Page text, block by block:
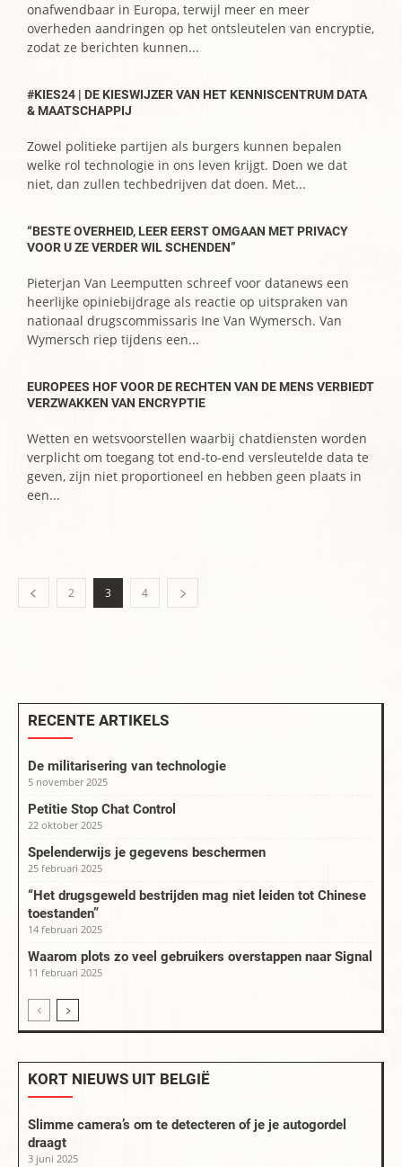
onafwendbaar in Europa, terwijl meer en meer
overheden aandringen op het ontsleutelen van encryptie,
zodat ze berichten kunnen...
#KIES24 | DE KIESWIJZER VAN HET KENNISCENTRUM DATA
& MAATSCHAPPIJ
Zowel politieke partijen als burgers kunnen bepalen
welke rol technologie in ons leven krijgt. Doen we dat
niet, dan zullen techbedrijven dat doen. Met...
“BESTE OVERHEID, LEER EERST OMGAAN MET PRIVACY
VOOR U ZE VERDER WIL SCHENDEN”
Pieterjan Van Leemputten schreef voor datanews een
heerlijke opiniebijdrage als reactie op uitspraken van
nationaal drugscommissaris Ine Van Wymersch. Van
Wymersch riep tijdens een...
EUROPEES HOF VOOR DE RECHTEN VAN DE MENS VERBIEDT
VERZWAKKEN VAN ENCRYPTIE
Wetten en wetsvoorstellen waarbij chatdiensten worden
verplicht om toegang tot end-to-end versleutelde data te
geven, zijn niet proportioneel en hebben geen plaats in
een...
2 3 4
RECENTE ARTIKELS
De militarisering van technologie
5 november 2025
Petitie Stop Chat Control
22 oktober 2025
Spelenderwijs je gegevens beschermen
25 februari 2025
“Het drugsgeweld bestrijden mag niet leiden tot Chinese
toestanden”
14 februari 2025
Waarom plots zo veel gebruikers overstappen naar Signal
11 februari 2025
KORT NIEUWS UIT BELGIË
Slimme camera’s om te detecteren of je je autogordel
draagt
3 juni 2025